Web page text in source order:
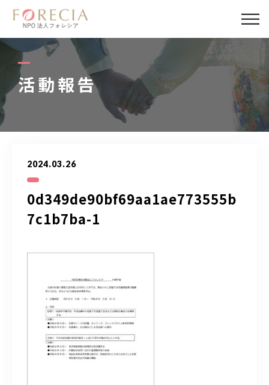
活動報告
2024.03.26
0d349de90bf69aa1ae773555b
7c1b7ba-1
私たちについて
事業内容
事業実績
パートナー
050-5490-5950
営業時間 9:00-17:00（土日祝除く）